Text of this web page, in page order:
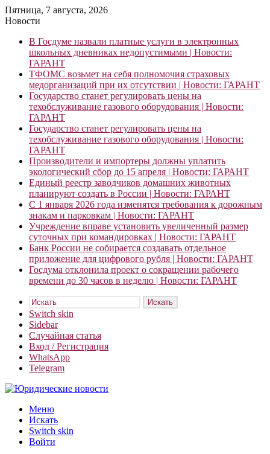
Пятница, 7 августа, 2026
Новости
В Госдуме назвали платные услуги в электронных
школьных дневниках недопустимыми | Новости:
ГАРАНТ
ТФОМС возьмет на себя полномочия страховых
медорганизаций при их отсутствии | Новости: ГАРАНТ
Государство станет регулировать цены на
техобслуживание газового оборудования | Новости:
ГАРАНТ
Государство станет регулировать цены на
техобслуживание газового оборудования | Новости:
ГАРАНТ
Производители и импортеры должны уплатить
экологический сбор до 15 апреля | Новости: ГАРАНТ
Единый реестр заводчиков домашних животных
планируют создать в России | Новости: ГАРАНТ
С 1 января 2026 года изменятся требования к дорожным
знакам и парковкам | Новости: ГАРАНТ
Учреждение вправе установить увеличенный размер
суточных при командировках | Новости: ГАРАНТ
Банк России не собирается создавать отдельное
приложение для цифрового рубля | Новости: ГАРАНТ
Госдума отклонила проект о сокращении рабочего
времени до 30 часов в неделю | Новости: ГАРАНТ
Искать
Switch skin
Sidebar
Случайная статья
Вход / Регистрация
WhatsApp
Telegram
Меню
Искать
Switch skin
Войти